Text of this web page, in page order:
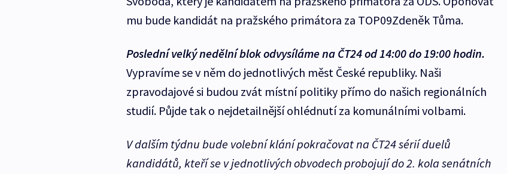
mu bude kandidát na pražského primátora za TOP09Zdeněk Tůma.
Poslední velký nedělní blok odvysíláme na ČT24 od 14:00 do 19:00 hodin.
Vypravíme se v něm do jednotlivých měst České republiky. Naši
zpravodajové si budou zvát místní politiky přímo do našich regionálních
studií. Půjde tak o nejdetailnější ohlédnutí za komunálními volbami.
V dalším týdnu bude volební klání pokračovat na ČT24 sérií duelů
kandidátů, kteří se v jednotlivých obvodech probojují do 2. kola senátních